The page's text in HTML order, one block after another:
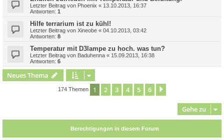
Letzter Beitrag von Phoenix « 13.10.2013, 16:37
Antworten: 1
Hilfe terrarium ist zu kühl!
Letzter Beitrag von Xineobe « 04.10.2013, 03:42
Antworten: 8
Temperatur mit D3lampe zu hoch. was tun?
Letzter Beitrag von Baduhenna « 15.09.2013, 16:38
Antworten: 6
Neues Thema
174 Themen 1 2 3 4 5 6
Gehe zu
Berechtigungen in diesem Forum